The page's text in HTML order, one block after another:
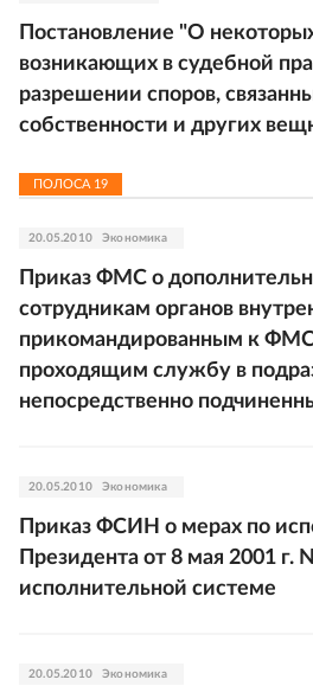
Постановление "О
возникающих в судебной
разрешении споров,
собственности и других
ПОЛОСА 19
20.05.2010 Экономика
Приказ ФМС о
сотрудникам органов
прикомандированным к
проходящим службу в
непосредственно
20.05.2010 Экономика
Приказ ФСИН о мерах по
Президента от 8 мая 2001 г.
исполнительной системе
20.05.2010 Экономика